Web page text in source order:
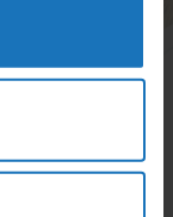
worden
dit in de